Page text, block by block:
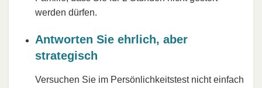
werden dürfen.
Antworten Sie ehrlich, aber
strategisch
Versuchen Sie im Persönlichkeitstest nicht einfach